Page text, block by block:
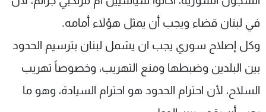
في لبنان قضاء ويجب أن يمثل هؤلاء أمامه.
وكل إصلاح سوري يجب ان يشمل لبنان بترسيم الحدود
بين البلدين وضبطها ومنع التهريب، وخصوصاً تهريب
السلاح، لأن احترام الحدود هو احترام السيادة، وهو ما